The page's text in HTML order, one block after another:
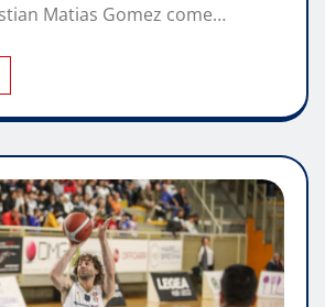
Matias Gomez come…